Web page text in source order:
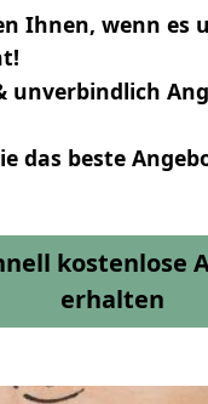
Ihnen, wenn es
unverbindlich
das beste
kostenlose
erhalten